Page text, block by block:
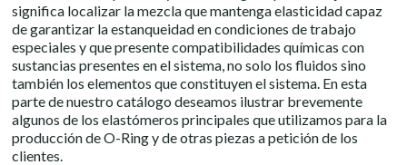
significa localizar la mezcla que mantenga elasticidad capaz
de garantizar la estanqueidad en condiciones de trabajo
especiales y que presente compatibilidades químicas con
sustancias presentes en el sistema, no solo los fluidos sino
también los elementos que constituyen el sistema. En esta
parte de nuestro catálogo deseamos ilustrar brevemente
algunos de los elastómeros principales que utilizamos para la
producción de O-Ring y de otras piezas a petición de los
clientes.